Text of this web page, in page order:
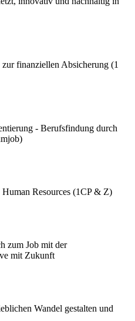
finanziellen Absicherung (1
- Berufsfindung durch
Resources (1CP & Z)
zum Job mit der
mit Zukunft
Wandel gestalten und